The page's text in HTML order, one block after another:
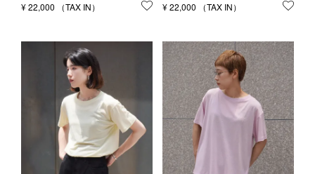
¥22,000 お気に入りに登録する
¥22,000